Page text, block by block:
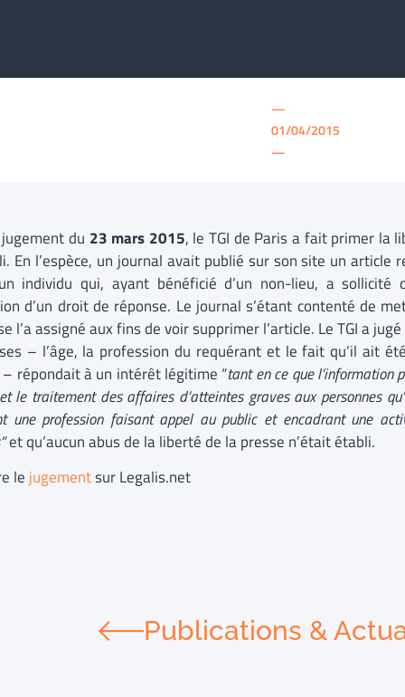
—
01/04/2015
—
du 23 mars 2015, le TGI de Paris a fait primer la
En l’espèce, un journal avait publié sur son site un
individu qui, ayant bénéficié d’un non-lieu, a
d’un droit de réponse. Le journal s’étant contenté de
l’a assigné aux fins de voir supprimer l’article. Le TGI a
– l’âge, la profession du requérant et le fait qu’il ait
répondait à un intérêt légitime “tant en ce que l’information
le traitement des affaires d’atteintes graves aux personnes
une profession faisant appel au public et encadrant une
et qu’aucun abus de la liberté de la presse n’était établi.
le jugementsur Legalis.net
Publications &